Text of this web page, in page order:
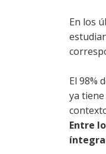
En los
El 98%
ya
Entre